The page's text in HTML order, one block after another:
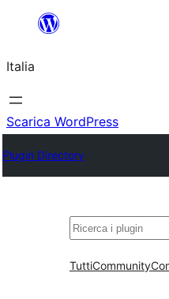
contenuto
Italia
Scarica WordPress
Plugin Directory
Cerca
TuttiCommunity